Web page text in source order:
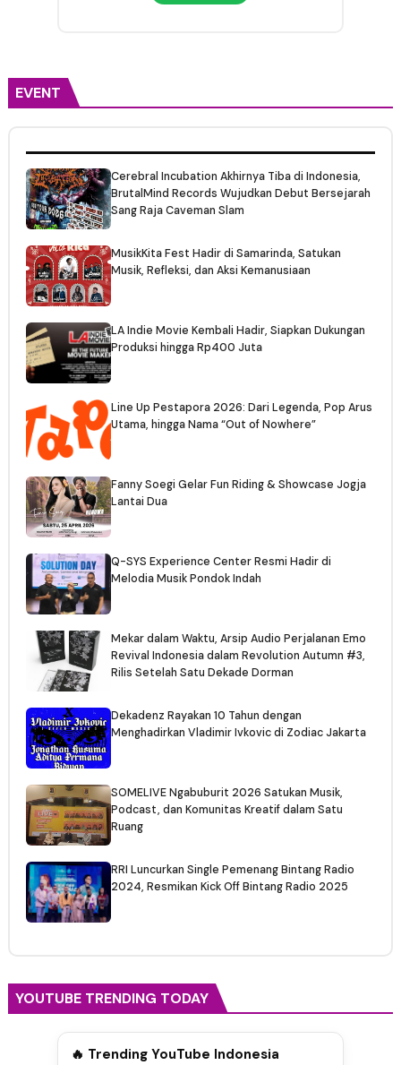
EVENT
Cerebral Incubation Akhirnya Tiba di Indonesia,
BrutalMind Records Wujudkan Debut Bersejarah
Sang Raja Caveman Slam
MusikKita Fest Hadir di Samarinda, Satukan
Musik, Refleksi, dan Aksi Kemanusiaan
LA Indie Movie Kembali Hadir, Siapkan Dukungan
Produksi hingga Rp400 Juta
Line Up Pestapora 2026: Dari Legenda, Pop Arus
Utama, hingga Nama “Out of Nowhere”
Fanny Soegi Gelar Fun Riding & Showcase Jogja
Lantai Dua
Q-SYS Experience Center Resmi Hadir di
Melodia Musik Pondok Indah
Mekar dalam Waktu, Arsip Audio Perjalanan Emo
Revival Indonesia dalam Revolution Autumn #3,
Rilis Setelah Satu Dekade Dorman
Dekadenz Rayakan 10 Tahun dengan
Menghadirkan Vladimir Ivkovic di Zodiac Jakarta
SOMELIVE Ngabuburit 2026 Satukan Musik,
Podcast, dan Komunitas Kreatif dalam Satu
Ruang
RRI Luncurkan Single Pemenang Bintang Radio
2024, Resmikan Kick Off Bintang Radio 2025
YOUTUBE TRENDING TODAY
🔥 Trending YouTube Indonesia